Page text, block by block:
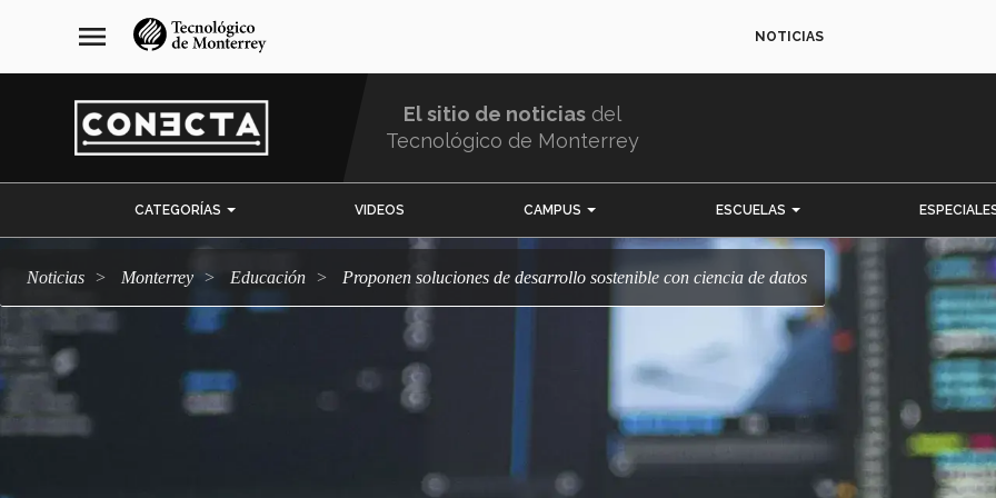
navegación
principal
menu NOTICIAS
El sitio de noticias del
Tecnológico de Monterrey
CATEGORÍAS VIDEOS CAMPUS ESCUELAS
Noticias Monterrey Educación Proponen soluciones de desarrollo sostenible con ciencia de datos